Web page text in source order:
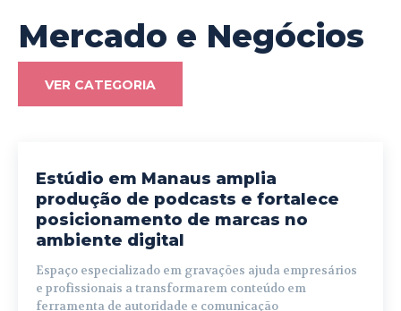
Mercado e Negócios
VER CATEGORIA
Estúdio em Manaus amplia
produção de podcasts e fortalece
posicionamento de marcas no
ambiente digital
Espaço especializado em gravações ajuda empresários
e profissionais a transformarem conteúdo em
ferramenta de autoridade e comunicação